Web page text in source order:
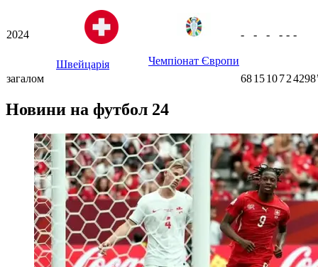
2024
Швейцарія Чемпіонат Європи
- - - - - -
загалом 68151072
Новини на футбол 24